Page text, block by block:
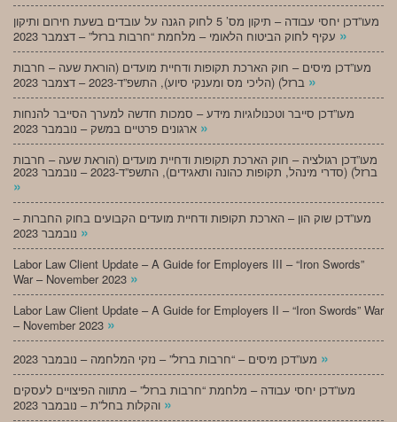
מעו”דכן יחסי עבודה – תיקון מס’ 5 לחוק הגנה על עובדים בשעת חירום ותיקון
»
מעו”דכן מיסים – חוק הארכת תקופות ודחיית מועדים (הוראת שעה – חרבות
»
מעו”דכן סייבר וטכנולוגיות מידע – סמכות חדשה למערך הסייבר להנחות
»
מעו”דכן רגולציה – חוק הארכת תקופות ודחיית מועדים (הוראת שעה – חרבות
ברזל) (סדרי מינהל, תקופות כהונה ותאגידים), התשפ”ד-2023 – נובמבר 2023
»
מעו”דכן שוק הון – הארכת תקופות ודחיית מועדים הקבועים בחוק החברות –
»
Labor Law Client Update – A Guide for Employers III – “Iron Swords”
War – November 2023 »
Labor Law Client Update – A Guide for Employers II – “Iron Swords” War
– November 2023 »
»
מעו”דכן יחסי עבודה – מלחמת “חרבות ברזל” – מתווה הפיצויים לעסקים
»